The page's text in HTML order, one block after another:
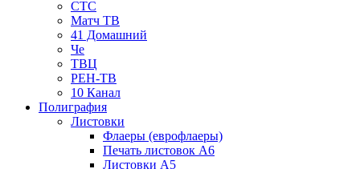
СТС
Матч ТВ
41 Домашний
Че
ТВЦ
РЕН-ТВ
10 Канал
Полиграфия
Листовки
Флаеры (еврофлаеры)
Печать листовок А6
Листовки А5